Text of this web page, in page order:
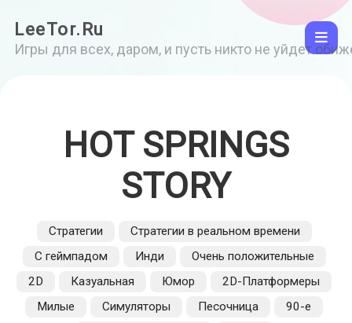
LeeTor.Ru
Игры для всех, даром, и пусть никто не уйдет
HOT SPRINGS
STORY
Стратегии
Стратегии в реальном времени
С геймпадом
Инди
Очень положительные
2D
Казуальная Юмор
2D-Платформеры
Милые
Симуляторы Песочница
90-е